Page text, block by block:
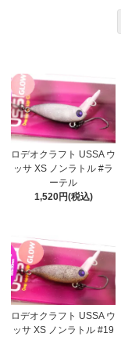
ロデオクラフト USSA ウ
ッサ XS ノンラトル #ラ
ーテル
1,520円(税込)
ロデオクラフト USSA ウ
ッサ XS ノンラトル #19